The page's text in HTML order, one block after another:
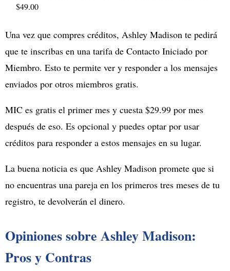
$49.00
Una vez que compres créditos, Ashley Madison te pedirá
que te inscribas en una tarifa de Contacto Iniciado por
Miembro. Esto te permite ver y responder a los mensajes
enviados por otros miembros gratis.
MIC es gratis el primer mes y cuesta $29.99 por mes
después de eso. Es opcional y puedes optar por usar
créditos para responder a estos mensajes en su lugar.
La buena noticia es que Ashley Madison promete que si
no encuentras una pareja en los primeros tres meses de tu
registro, te devolverán el dinero.
Opiniones sobre Ashley Madison:
Pros y Contras